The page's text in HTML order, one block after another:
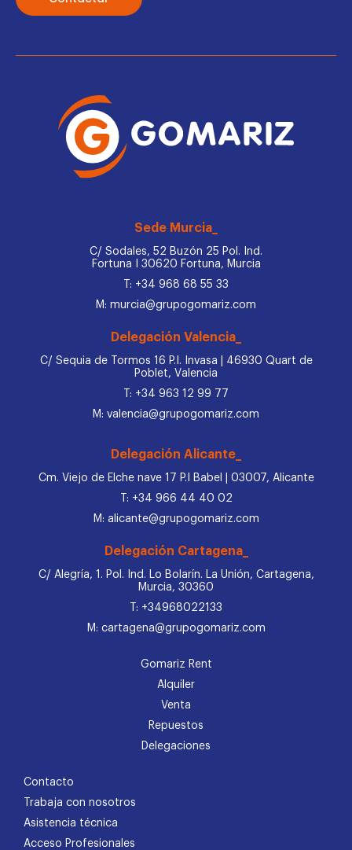
Sede Murcia_
C/ Sodales, 52 Buzón 25 Pol. Ind.
Fortuna I 30620 Fortuna, Murcia
T: +34 968 68 55 33
M: murcia@grupogomariz.com
Delegación Valencia_
C/ Sequia de Tormos 16 P.I. Invasa | 46930 Quart de
Poblet, Valencia
T: +34 963 12 99 77
M: valencia@grupogomariz.com
Delegación Alicante_
Cm. Viejo de Elche nave 17 P.I Babel | 03007, Alicante
T: +34 966 44 40 02
M: alicante@grupogomariz.com
Delegación Cartagena_
C/ Alegría, 1. Pol. Ind. Lo Bolarín. La Unión, Cartagena,
Murcia, 30360
T: +34968022133
M: cartagena@grupogomariz.com
Gomariz Rent
Alquiler
Venta
Repuestos
Delegaciones
Contacto
Trabaja con nosotros
Asistencia técnica
Acceso Profesionales